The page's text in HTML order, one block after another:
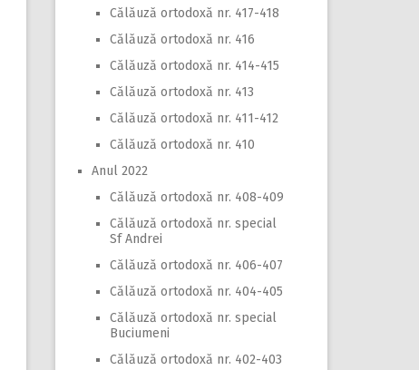
Călăuză ortodoxă nr. 417-418
Călăuză ortodoxă nr. 416
Călăuză ortodoxă nr. 414-415
Călăuză ortodoxă nr. 413
Călăuză ortodoxă nr. 411-412
Călăuză ortodoxă nr. 410
Anul 2022
Călăuză ortodoxă nr. 408-409
Călăuză ortodoxă nr. special
Sf Andrei
Călăuză ortodoxă nr. 406-407
Călăuză ortodoxă nr. 404-405
Călăuză ortodoxă nr. special
Buciumeni
Călăuză ortodoxă nr. 402-403